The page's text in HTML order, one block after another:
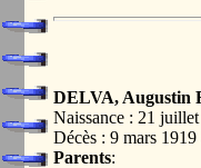
DELVA, Augustin
Naissance : 21
Décès : 9 mars
Parents: